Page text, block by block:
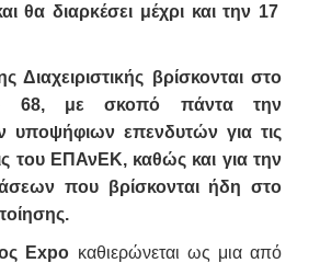
θα διαρκέσει μέχρι και την 17
Διαχειριστικής βρίσκονται στο
68, με σκοπό πάντα την
υποψήφιων επενδυτών για τις
του ΕΠΑνΕΚ, καθώς και για την
που βρίσκονται ήδη στο
Expo καθιερώνεται ως μια από